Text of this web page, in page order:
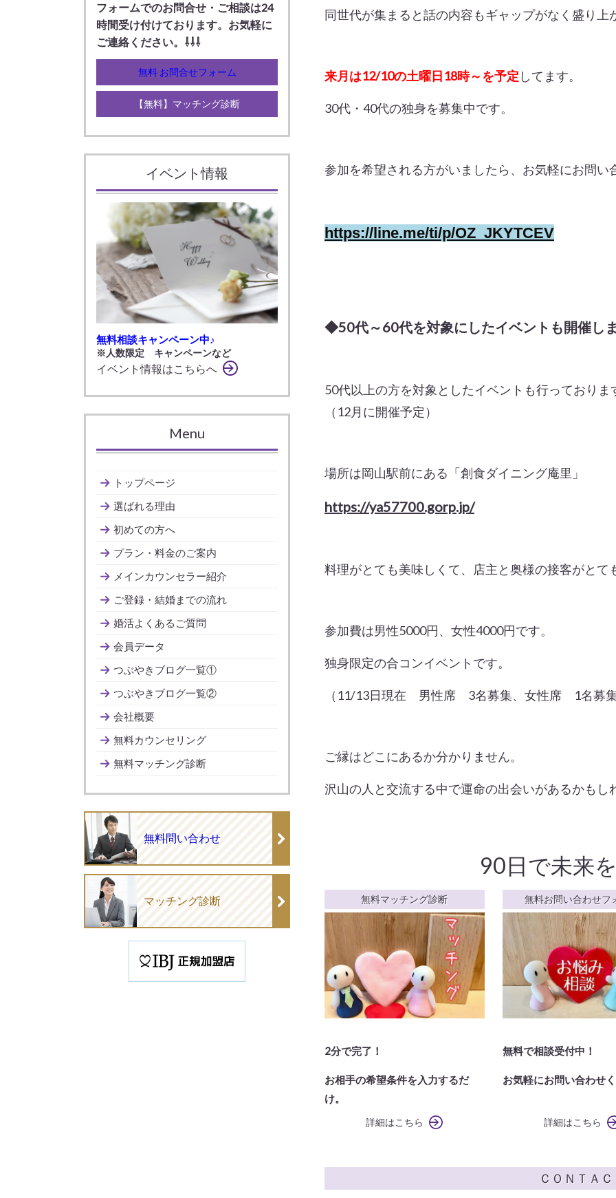
同世代が集まると話の内容もギャップがなく盛り上
来月は12/10の土曜日18時～を予定 してます。
30代・40代の独身を募集中です。
参加を希望される方がいましたら、お気軽にお問い
https://line.me/ti/p/OZ_JKYTCEV
◆50代～60代を対象にしたイベントも開催し
50代以上の方を対象としたイベントも行っておりま
（12月に開催予定）
場所は岡山駅前にある「創食ダイニング庵里」
https://ya57700.gorp.jp/
料理がとても美味しくて、店主と奥様の接客がとて
参加費は男性5000円、女性4000円です。
独身限定の合コンイベントです。
（11/13日現在 男性席 3名募集、女性席 1名募集
ご縁はどこにあるか分かりません。
沢山の人と交流する中で運命の出会いがあるかもし
90日で未来
無料マッチング診断
2分で完了！
お相手の希望条件を入力するだ
け。
詳細はこちら
無料お問い合わせフ
無料で相談受付中！
お気軽にお問い合わせく
詳細はこちら
ＣＯＮＴＡＣ
フォームでのお問合せ・ご相談は24
時間受け付けております。お気軽に
ご連絡ください。⇩⇩⇩
無料 お問合せフォーム
【無料】マッチング診断
イベント情報
無料相談キャンペーン中♪
※人数限定 キャンペーンなど
イベント情報はこちらへ
Menu
トップページ
選ばれる理由
初めての方へ
プラン・料金のご案内
メインカウンセラー紹介
ご登録・結婚までの流れ
婚活よくあるご質問
会員データ
つぶやきブログ一覧①
つぶやきブログ一覧②
会社概要
無料カウンセリング
無料マッチング診断
無料問い合わせ
マッチング診断